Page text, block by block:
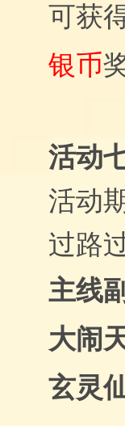
可获
银币
活动
活动
过路
主线
大闹
玄灵